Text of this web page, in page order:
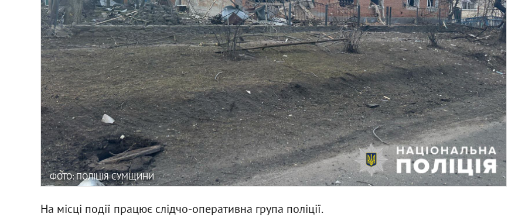
ФОТО: ПОЛІЦІЯ СУМЩИНИ
На місці події працює слідчо-оперативна група поліції.